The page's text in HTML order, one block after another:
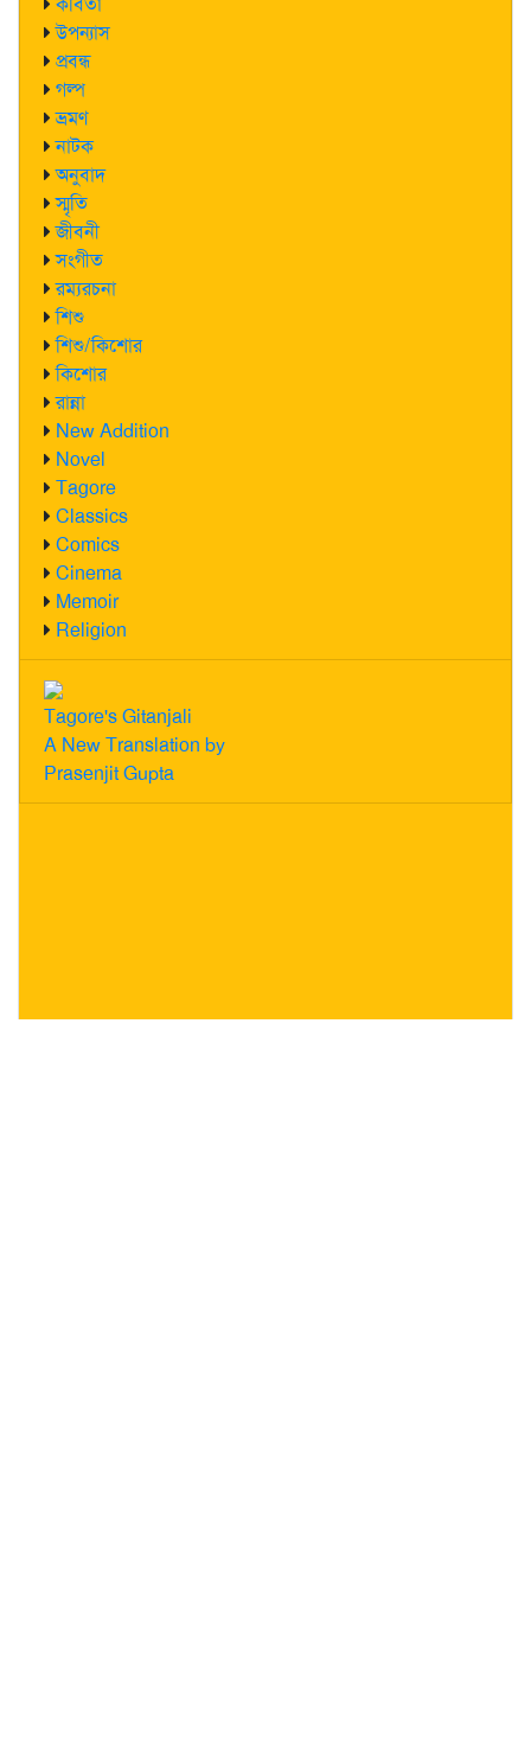
উপন্যাস
প্রবন্ধ
গল্প
ভ্রমণ
নাটক
অনুবাদ
স্মৃতি
জীবনী
সংগীত
রম্যরচনা
শিশু
শিশু/কিশোর
কিশোর
রান্না
New Addition
Novel
Tagore
Classics
Comics
Cinema
Memoir
Religion
Tagore's Gitanjali
A New Translation by
Prasenjit Gupta